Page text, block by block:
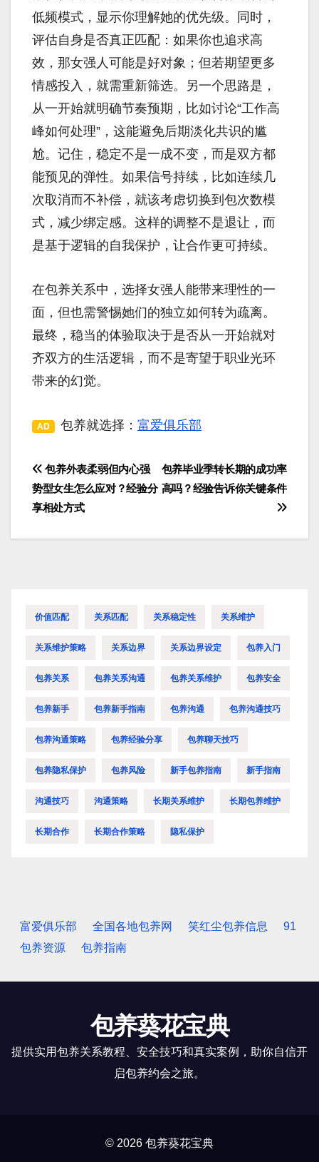
低频模式，显示你理解她的优先级。同时，
评估自身是否真正匹配：如果你也追求高
效，那女强人可能是好对象；但若期望更多
情感投入，就需重新筛选。另一个思路是，
从一开始就明确节奏预期，比如讨论“工作高
峰如何处理”，这能避免后期淡化共识的尴
尬。记住，稳定不是一成不变，而是双方都
能预见的弹性。如果信号持续，比如连续几
次取消而不补偿，就该考虑切换到包次数模
式，减少绑定感。这样的调整不是退让，而
是基于逻辑的自我保护，让合作更可持续。
在包养关系中，选择女强人能带来理性的一
面，但也需警惕她们的独立如何转为疏离。
最终，稳当的体验取决于是否从一开始就对
齐双方的生活逻辑，而不是寄望于职业光环
带来的幻觉。
AD 包养就选择： 富爱俱乐部
文
章
航
包养毕业季转长期的成功率
高吗？经验告诉你关键条件
包养外表柔弱但内心强
势型女生怎么应对？经验分
享相处方式
价值匹配 关系匹配 关系稳定性 关系维护
关系维护策略 关系边界 关系边界设定 包养入门
包养关系 包养关系沟通 包养关系维护 包养安全
包养新手 包养新手指南 包养沟通 包养沟通技巧
包养沟通策略 包养经验分享 包养聊天技巧
包养隐私保护 包养风险 新手包养指南 新手指南
沟通技巧 沟通策略 长期关系维护 长期包养维护
长期合作 长期合作策略 隐私保护
富爱俱乐部 全国各地包养网 笑红尘包养信息
91
包养资源
包养指南
包养葵花宝典
提供实用包养关系教程、安全技巧和真实案例，助你自信开
启包养约会之旅。
© 2026 包养葵花宝典